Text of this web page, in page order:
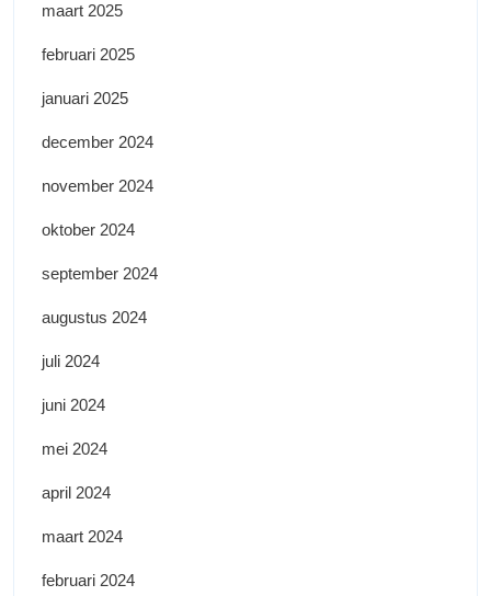
maart 2025
februari 2025
januari 2025
december 2024
november 2024
oktober 2024
september 2024
augustus 2024
juli 2024
juni 2024
mei 2024
april 2024
maart 2024
februari 2024